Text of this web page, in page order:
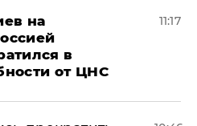
на
в
от ЦНС
11:17